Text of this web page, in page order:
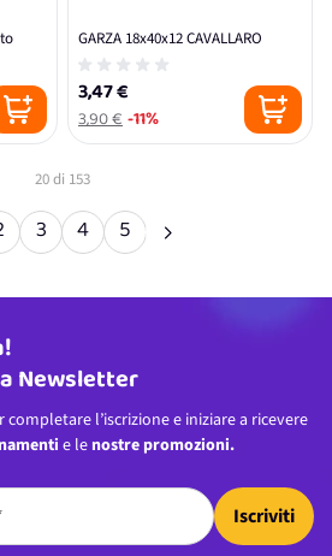
GARZA 18x40x12 CAVALLARO
3,47 €
3,90 €-11%
20di 153
stai leggendo la pagina
Pagina
3 Pagina
4 Pagina
5
Newsletter
l’iscrizione e iniziare a ricevere
e le nostre promozioni.
Iscriviti